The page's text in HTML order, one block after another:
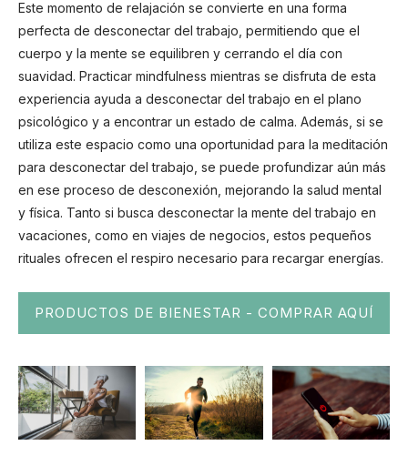
Este momento de relajación se convierte en una forma
perfecta de desconectar del trabajo, permitiendo que el
cuerpo y la mente se equilibren y cerrando el día con
suavidad. Practicar mindfulness mientras se disfruta de esta
experiencia ayuda a desconectar del trabajo en el plano
psicológico y a encontrar un estado de calma. Además, si se
utiliza este espacio como una oportunidad para la meditación
para desconectar del trabajo, se puede profundizar aún más
en ese proceso de desconexión, mejorando la salud mental
y física. Tanto si busca desconectar la mente del trabajo en
vacaciones, como en viajes de negocios, estos pequeños
rituales ofrecen el respiro necesario para recargar energías.
PRODUCTOS DE BIENESTAR - COMPRAR AQUÍ